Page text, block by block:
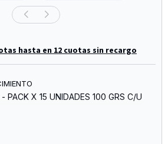
hasta en 12 cuotas sin recargo
PACK X 15 UNIDADES 100 GRS C/U